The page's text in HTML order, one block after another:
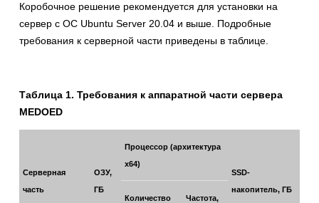
Коробочное решение рекомендуется для установки на
сервер с ОС Ubuntu Server 20.04 и выше. Подробные
требования к серверной части приведены в таблице.
Таблица 1. Требования к аппаратной части сервера
MEDOED
Серверная
часть
ОЗУ,
ГБ
Процессор (архитектура
х64)
SSD-
накопитель, ГБ
Количество
Частота,